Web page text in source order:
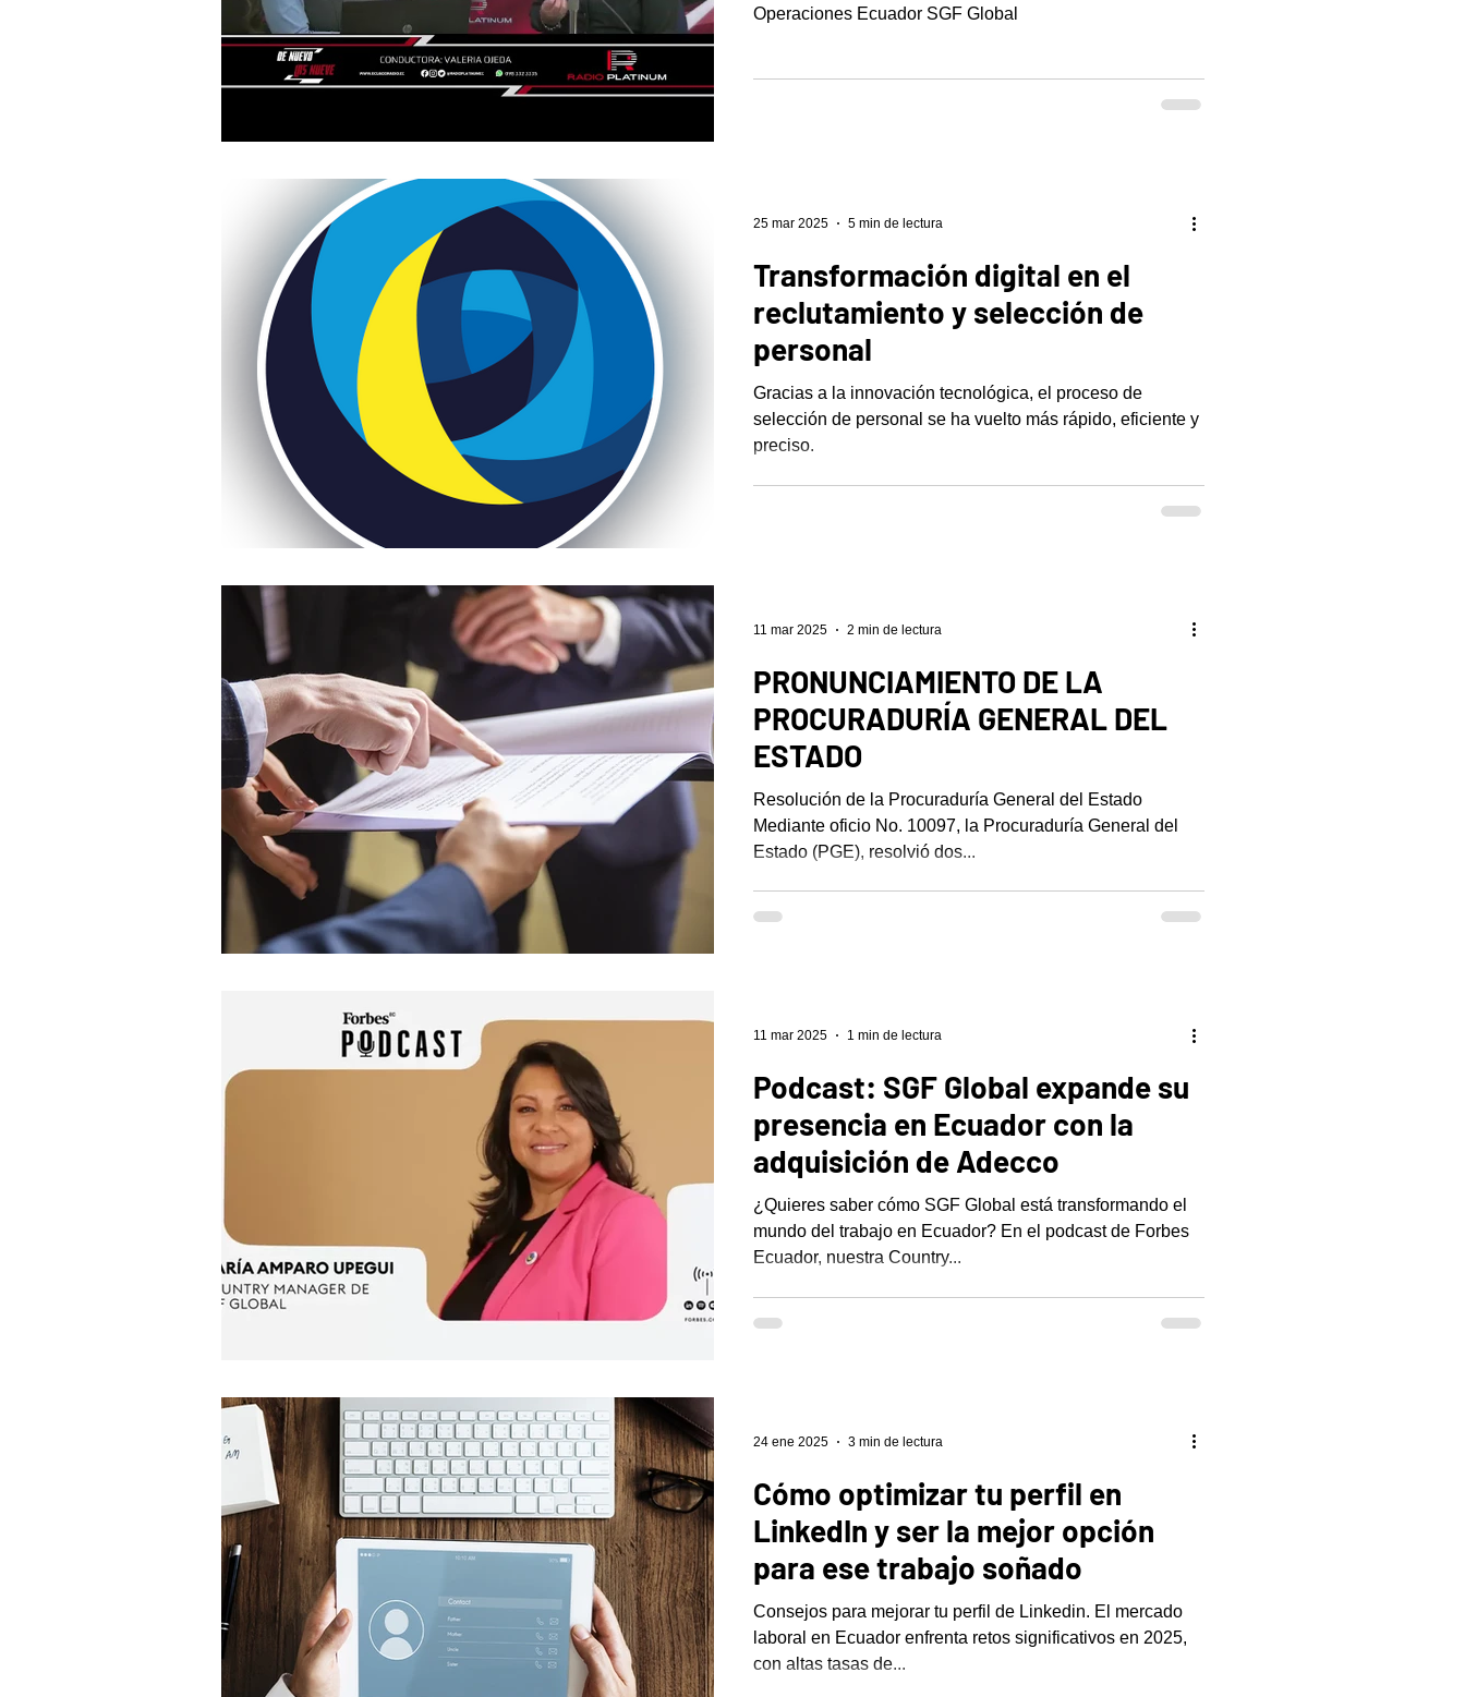
Operaciones Ecuador SGF Global
Transformación digital en el
reclutamiento y selección de
personal
Gracias a la innovación tecnológica, el proceso de
selección de personal se ha vuelto más rápido, eficiente y
preciso.
25 mar 2025 5 min de lectura
PRONUNCIAMIENTO DE LA
PROCURADURÍA GENERAL DEL
ESTADO
Resolución de la Procuraduría General del Estado
Mediante oficio No. 10097, la Procuraduría General del
Estado (PGE), resolvió dos...
11 mar 2025 2 min de lectura
Podcast: SGF Global expande su
presencia en Ecuador con la
adquisición de Adecco
¿Quieres saber cómo SGF Global está transformando el
mundo del trabajo en Ecuador? En el podcast de Forbes
Ecuador, nuestra Country...
11 mar 2025 1 min de lectura
Cómo optimizar tu perfil en
LinkedIn y ser la mejor opción
para ese trabajo soñado
Consejos para mejorar tu perfil de Linkedin. El mercado
laboral en Ecuador enfrenta retos significativos en 2025,
con altas tasas de...
24 ene 2025 3 min de lectura